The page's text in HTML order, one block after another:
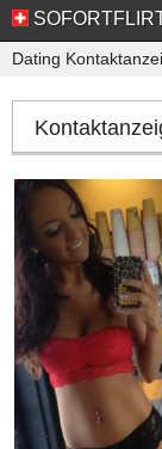
Dating